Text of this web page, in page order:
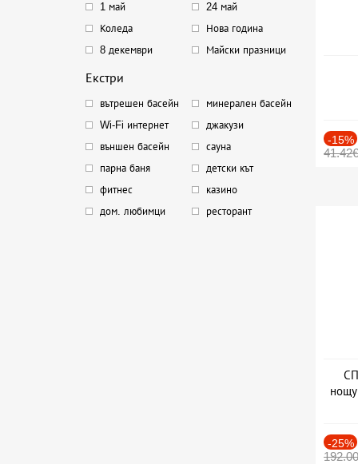
1 май
24 май
Коледа
Нова година
8 декември
Майски празници
Екстри
вътрешен басейн
минерален басейн
Wi-Fi интернет
джакузи
външен басейн
сауна
парна баня
детски кът
фитнес
казино
дом. любимци
ресторант
-15%
41.42€
-25%